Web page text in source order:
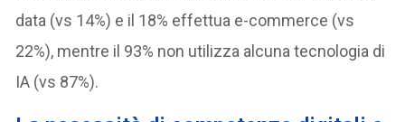
data (vs 14%) e il 18% effettua e-commerce (vs
22%), mentre il 93% non utilizza alcuna tecnologia di
IA (vs 87%).